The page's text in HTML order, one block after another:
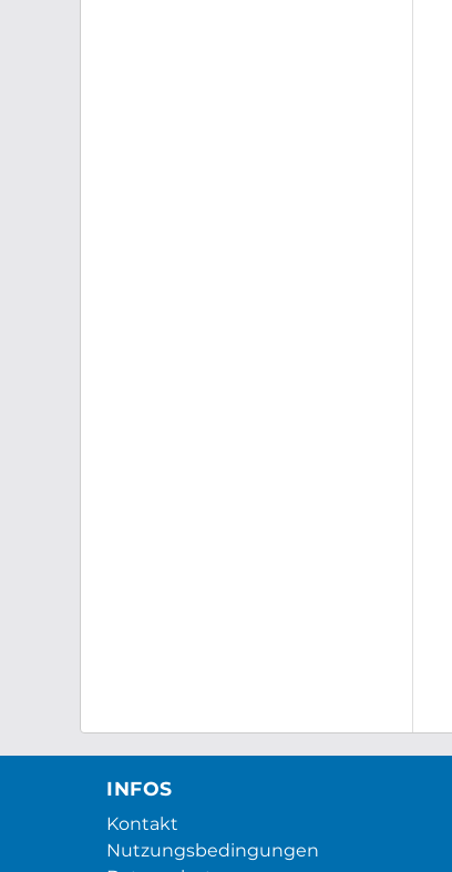
INFOS
Kontakt
Nutzungsbedingungen